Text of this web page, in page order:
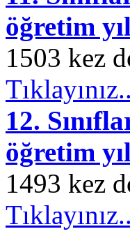
öğretim
1503 kez
12.
öğretim
1493 kez